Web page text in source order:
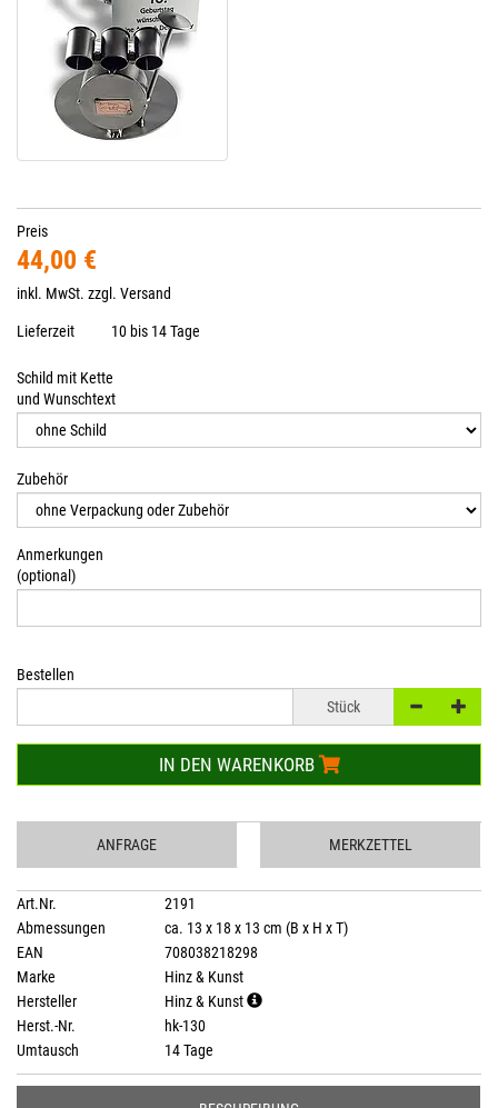
Preis
44,00 €
inkl. MwSt. zzgl. Versand
Lieferzeit 10 bis 14 Tage
Schild mit Kette
und Wunschtext
Zubehör
Anmerkungen
(optional)
Bestellen
Stück
IN DEN WARENKORB
ANFRAGE MERKZETTEL
Art.Nr.
2191
Abmessungen
ca. 13 x 18 x 13 cm (B x H x T)
EAN
708038218298
Marke
Hinz & Kunst
Hersteller
Hinz & Kunst
Herst.-Nr.
hk-130
Umtausch
14 Tage